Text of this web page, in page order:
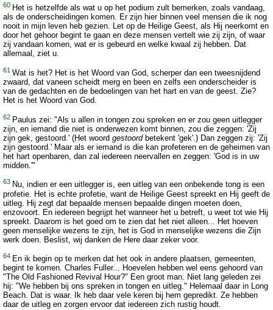
60 Het is hetzelfde als wat u op het podium zult bemerken, zoals vandaag,
als de onderscheidingen komen. Er zijn hier binnen veel mensen die ik nog
nooit in mijn leven heb gezien. Let op de Heilige Geest, als Hij neerkomt en
door het gehoor begint te gaan en deze mensen vertelt wie zij zijn, of waar
zij vandaan komen, wat er is gebeurd en welke kwaal zij hebben. Dat
allemaal, ziet u.
61 Wat is het? Het is het Woord van God, scherper dan een tweesnijdend
zwaard, dat vaneen scheidt merg en been en zelfs een onderscheider is
van de gedachten en de bedoelingen van het hart en van de geest. Zie?
Het is het Woord van God.
62 Paulus zei: "Als u allen in tongen zou spreken en er zou geen uitlegger
zijn, en iemand die niet is onderwezen komt binnen, zou die zeggen: 'Zij
zijn gek, gestoord.' (Het woord gestoordbetekent 'gek'.) Dan zeggen zij: 'Zij
zijn gestoord.' Maar als er iemand is die kan profeteren en de geheimen van
het hart openbaren, dan zal iedereen neervallen en zeggen: 'God is in uw
midden.'"
63 Nu, indien er een uitlegger is, een uitleg van een onbekende tong is een
profetie. Het is echte profetie, want de Heilige Geest spreekt en Hij geeft de
uitleg. Hij zegt dat bepaalde mensen bepaalde dingen moeten doen,
enzovoort. En iedereen begrijpt het wanneer het u betreft, u weet tot wie Hij
spreekt. Daarom is het goed om te zien dat het niet alleen... Het hoeven
geen menselijke wezens te zijn, het is God in menselijke wezens die Zijn
werk doen. Beslist, wij danken de Here daar zeker voor.
64 En ik begin op te merken dat het ook in andere plaatsen, gemeenten,
begint te komen. Charles Fuller... Hoevelen hebben wel eens gehoord van
"The Old Fashioned Revival Hour?" Een groot man. Niet lang geleden zei
hij: "We hebben bij ons spreken in tongen en uitleg." Helemaal daar in Long
Beach. Dat is waar. Ik heb daar vele keren bij hem gepredikt. Ze hebben
daar de uitleg en zorgen ervoor dat iedereen zich rustig houdt.